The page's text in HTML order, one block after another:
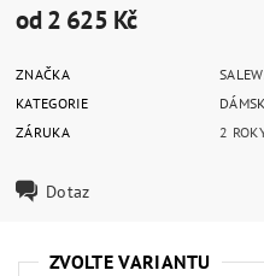
od 2 625 Kč
ZNAČKA
KATEGORIE
ZÁRUKA
2
Dotaz
ZVOLTE VARIANTU